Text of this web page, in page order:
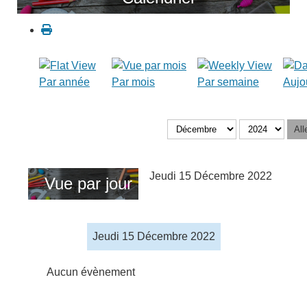
Par année Par mois Par semaine
Vue par jour Jeudi 15 Décembre 2022
Jeudi 15 Décembre 2022
Aucun évènement